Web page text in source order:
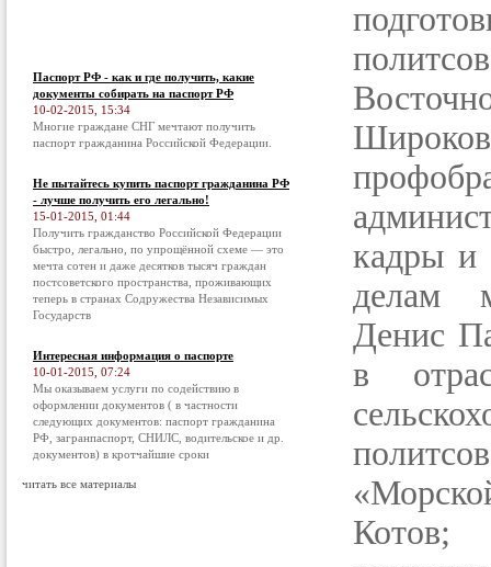
Паспорт РФ - как и где получить, какие
документы собирать на паспорт РФ
10-02-2015, 15:34
Многие граждане СНГ мечтают получить
паспорт гражданина Российской Федерации.
Не пытайтесь купить паспорт гражданина РФ
- лучше получить его легально!
15-01-2015, 01:44
Получить гражданство Российской Федерации
быстро, легально, по упрощённой схеме — это
мечта сотен и даже десятков тысяч граждан
постсоветского пространства, проживающих
теперь в странах Содружества Независимых
Государств
Интересная информация о паспорте
10-01-2015, 07:24
Мы оказываем услуги по содействию в
оформлении документов ( в частности
следующих документов: паспорт гражданина
РФ, загранпаспорт, СНИЛС, водительское и др.
документов) в кротчайшие сроки
читать все материалы
кадры и
делам
Денис
в